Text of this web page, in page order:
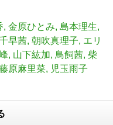
金原ひとみ 島本理生
早茜 朝吹真理子 エリ
山下紘加 鳥飼茜 柴
原麻里菜 児玉雨子